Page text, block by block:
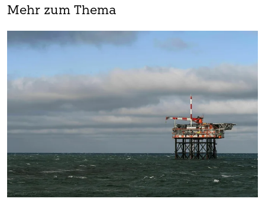
Mehr zum Thema